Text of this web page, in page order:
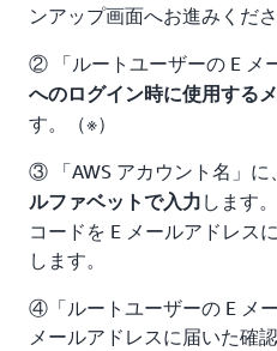
ンアップ画面へお進みくださ
② 「ルートユーザーの E メ
へのログイン時に使用する
す。（※）
③ 「AWS アカウント名」に、
ルファベットで入力 します
コードを E メールアドレス
します。
④「ルートユーザーの E メ
メールアドレスに届いた確